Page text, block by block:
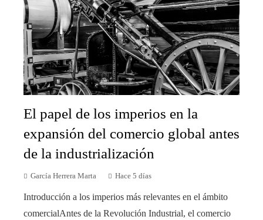
El papel de los imperios en la
expansión del comercio global antes
de la industrialización
García Herrera Marta Hace 5 días
Introducción a los imperios más relevantes en el ámbito
comercialAntes de la Revolución Industrial, el comercio